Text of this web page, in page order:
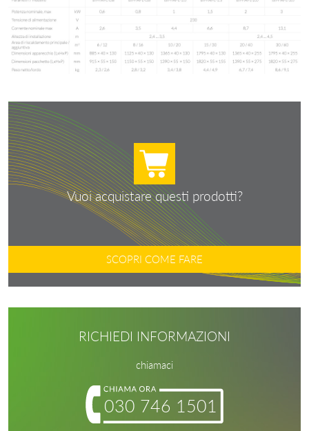
Vuoi acquistare questi prodotti?
SCOPRI COME FARE
RICHIEDI INFORMAZIONI
chiamaci
030 746 1501